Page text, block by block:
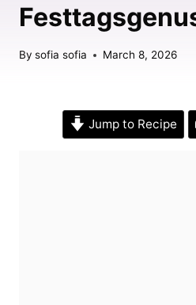
By sofia sofia March 8, 2026
Jump to Recipe